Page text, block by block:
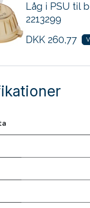
Låg i PSU til
2213299
DKK 260,77